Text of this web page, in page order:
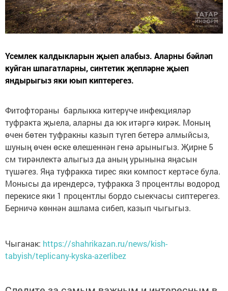
Үсемлек калдыкларын җыеп алабыз. Аларны бәйләп
куйган шпагатларны, синтетик җепләрне җыеп
яндырыгыз яки юып киптерегез.
Фитофтораны барлыкка китерүче инфекцияләр
туфракта җыела, аларны да юк итәргә кирәк. Моның
өчен бөтен туфракны казып түгеп бетерә алмыйсыз,
шуның өчен өске өлешеннән генә арыныгыз. Җирне 5
см тирәнлектә алыгыз да аның урынына яңасын
түшәгез. Яңа туфракка тирес яки компост кертәсе була.
Монысы да ирендерсә, туфракка 3 процентлы водород
перекисе яки 1 процентлы бордо сыекчасы сиптерегез.
Берничә көннән ашлама сибеп, казып чыгыгыз.
Чыганак: https://shahrikazan.ru/news/kish-
tabyish/teplicany-kyska-azerlibez